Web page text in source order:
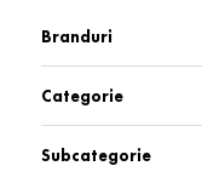
Branduri
Carven
Categorie
Blugi și pantaloni
Subcategorie